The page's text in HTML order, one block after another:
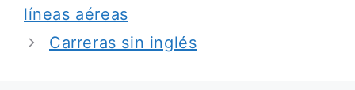
líneas aéreas
Carreras sin inglés